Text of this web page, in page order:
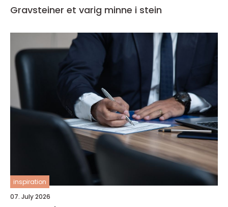
Gravsteiner et varig minne i stein
inspiration
07. July 2026